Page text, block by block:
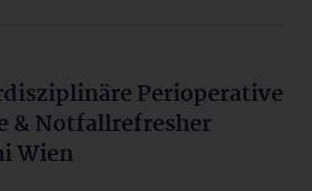
Perioperative
& Notfallrefresher
Wien